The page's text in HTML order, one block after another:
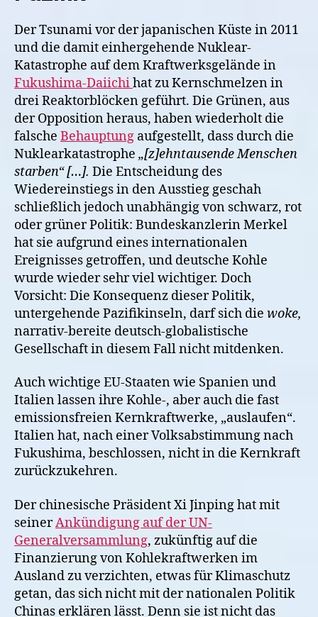
Der Tsunami vor der japanischen Küste in 2011
und die damit einhergehende Nuklear-
Katastrophe auf dem Kraftwerksgelände in
Fukushima-Daiichihat zu Kernschmelzen in
drei Reaktorblöcken geführt. Die Grünen, aus
der Opposition heraus, haben wiederholt die
falsche Behauptung aufgestellt, dass durch die
Nuklearkatastrophe „[z]ehntausende Menschen
starben“ […]. Die Entscheidung des
Wiedereinstiegs in den Ausstieg geschah
schließlich jedoch unabhängig von schwarz, rot
oder grüner Politik: Bundeskanzlerin Merkel
hat sie aufgrund eines internationalen
Ereignisses getroffen, und deutsche Kohle
wurde wieder sehr viel wichtiger. Doch
Vorsicht: Die Konsequenz dieser Politik,
untergehende Pazifikinseln, darf sich die woke,
narrativ-bereite deutsch-globalistische
Gesellschaft in diesem Fall nicht mitdenken.
Auch wichtige EU-Staaten wie Spanien und
Italien lassen ihre Kohle-, aber auch die fast
emissionsfreien Kernkraftwerke, „auslaufen“.
Italien hat, nach einer Volksabstimmung nach
Fukushima, beschlossen, nicht in die Kernkraft
zurückzukehren.
Der chinesische Präsident Xi Jinping hat mit
seinerAnkündigung auf der UN-
Generalversammlung, zukünftig auf die
Finanzierung von Kohlekraftwerken im
Ausland zu verzichten, etwas für Klimaschutz
getan, das sich nicht mit der nationalen Politik
Chinas erklären lässt. Denn sie ist nicht das